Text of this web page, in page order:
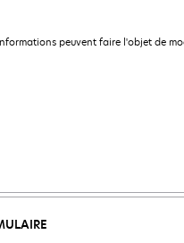
peuvent faire l'objet de